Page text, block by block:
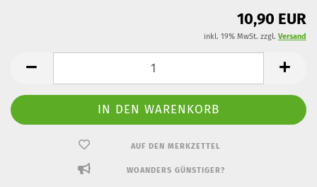
10,90 EUR
inkl. 19% MwSt. zzgl. Versand
AUF DEN MERKZETTEL
WOANDERS GÜNSTIGER?